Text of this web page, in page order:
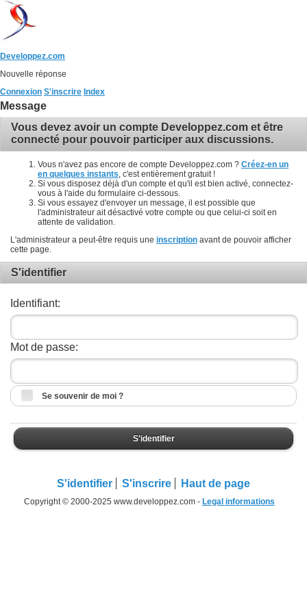
Developpez.com
Nouvelle réponse
Connexion S'inscrire Index
Message
Vous devez avoir un compte Developpez.com et être
connecté pour pouvoir participer aux discussions.
Vous n'avez pas encore de compte Developpez.com ? Créez-en un
en quelques instants , c'est entièrement gratuit !
Si vous disposez déjà d'un compte et qu'il est bien activé, connectez-
vous à l'aide du formulaire ci-dessous.
Si vous essayez d'envoyer un message, il est possible que
l'administrateur ait désactivé votre compte ou que celui-ci soit en
attente de validation.
L'administrateur a peut-être requis une inscription avant de pouvoir afficher
cette page.
S'identifier
Identifiant:
Mot de passe:
Se souvenir de moi ?
S'identifier
S'identifier S'inscrire Haut de page
Copyright © 2000-2025 www.developpez.com - Legal informations